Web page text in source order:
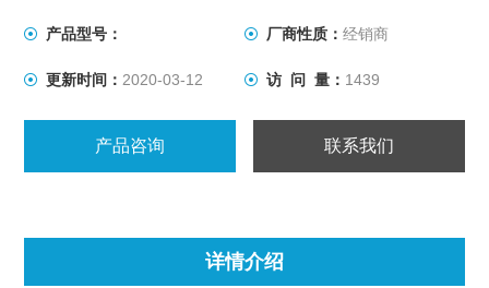
数据只是等时间间隔的一组污水排放数据，无法真实反映
监控、超标留样提供一种强有力的技术手段。
产品型号： 厂商性质： 经销商
更新时间： 2020-03-12 访 问 量： 1439
产品咨询 联系我们
详情介绍